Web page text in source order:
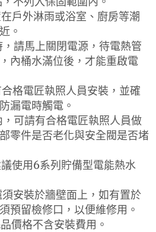
戶外淋雨或浴室、廚房等潮
。
請馬上關閉電源，待電熱管
內桶水滿位後，才能重啟電
格電匠執照人員安裝，並確
漏電時觸電。
可請有合格電匠執照人員做
零件是否老化與安全閥是否堵
使用6系列貯備型電能熱水
安裝於牆壁面上，如有置於
預留檢修口，以便維修用。
價格不含安裝費用。